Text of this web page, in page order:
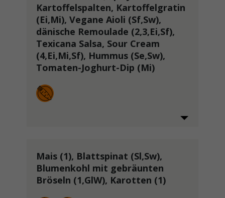
Kartoffelspalten, Kartoffelgratin
(Ei,Mi), Vegane Aioli (Sf,Sw),
dänische Remoulade (2,3,Ei,Sf),
Texicana Salsa, Sour Cream
(4,Ei,Mi,Sf), Hummus (Se,Sw),
Tomaten-Joghurt-Dip (Mi)
Mais (1), Blattspinat (Sl,Sw),
Blumenkohl mit gebräunten
Bröseln (1,GlW), Karotten (1)